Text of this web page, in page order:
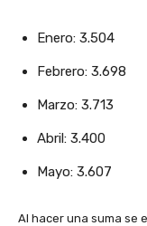
Enero: 3.504
Febrero: 3.698
Marzo: 3.713
Abril: 3.400
Mayo: 3.607
Al hacer una suma se